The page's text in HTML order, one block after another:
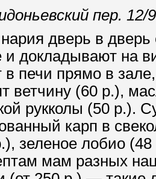
пер.
дверь в
и докладывают на
печи прямо в
ветчину (60 р.),
рукколы (50 р.).
карп в
зеленое лобио
мам разных